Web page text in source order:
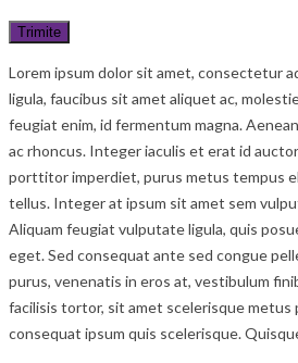
Lorem ipsum dolor sit amet, consectetur
ligula, faucibus sit amet aliquet ac,
feugiat enim, id fermentum magna.
ac rhoncus. Integer iaculis et erat id
porttitor imperdiet, purus metus tempus
tellus. Integer at ipsum sit amet sem
Aliquam feugiat vulputate ligula, quis
eget. Sed consequat ante sed congue
purus, venenatis in eros at, vestibulum
facilisis tortor, sit amet scelerisque
consequat ipsum quis scelerisque.